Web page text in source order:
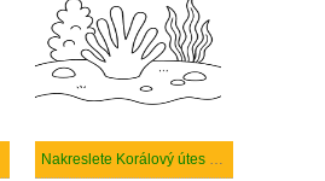
Nakreslete Korálový útes zdarma prostý tisknutelné